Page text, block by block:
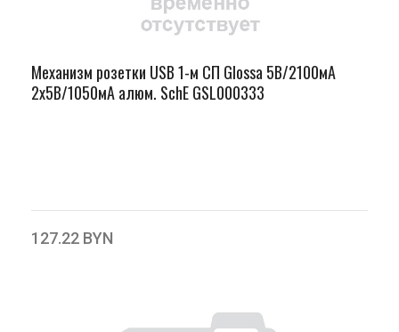
Механизм розетки USB 1-м СП Glossa 5В/2100мА
2х5В/1050мА алюм. SchE GSL000333
127.22 BYN